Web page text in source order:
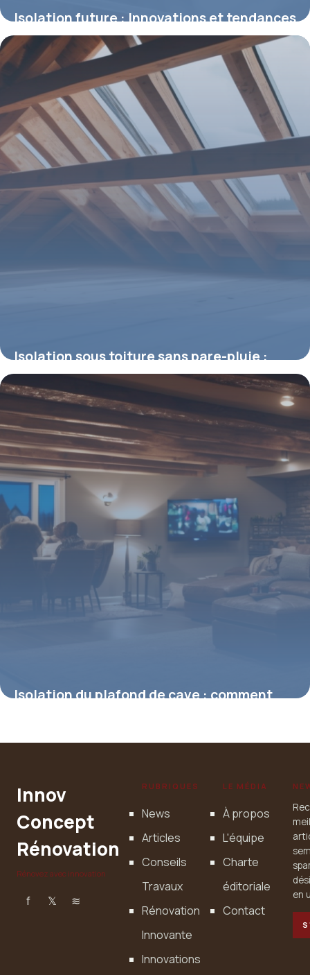
Isolation future : Innovations et tendances
2026
14 février 2026
Isolation sous toiture sans pare-pluie :
rôle clé de l’écran pour votre confort
thermique
12 février 2026
Isolation du plafond de cave : comment
2 février 2026
Innov
Concept
Rénovation
Rénovez avec innovation
f 𝕏 ≋
RUBRIQUES
News
Articles
Conseils
Travaux
Rénovation
Innovante
Innovations
LE MÉDIA
À propos
L'équipe
Charte
éditoriale
Contact
en